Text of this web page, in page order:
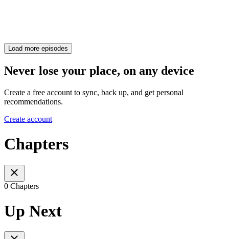
Load more episodes
Never lose your place, on any device
Create a free account to sync, back up, and get personal
recommendations.
Create account
Chapters
0 Chapters
Up Next